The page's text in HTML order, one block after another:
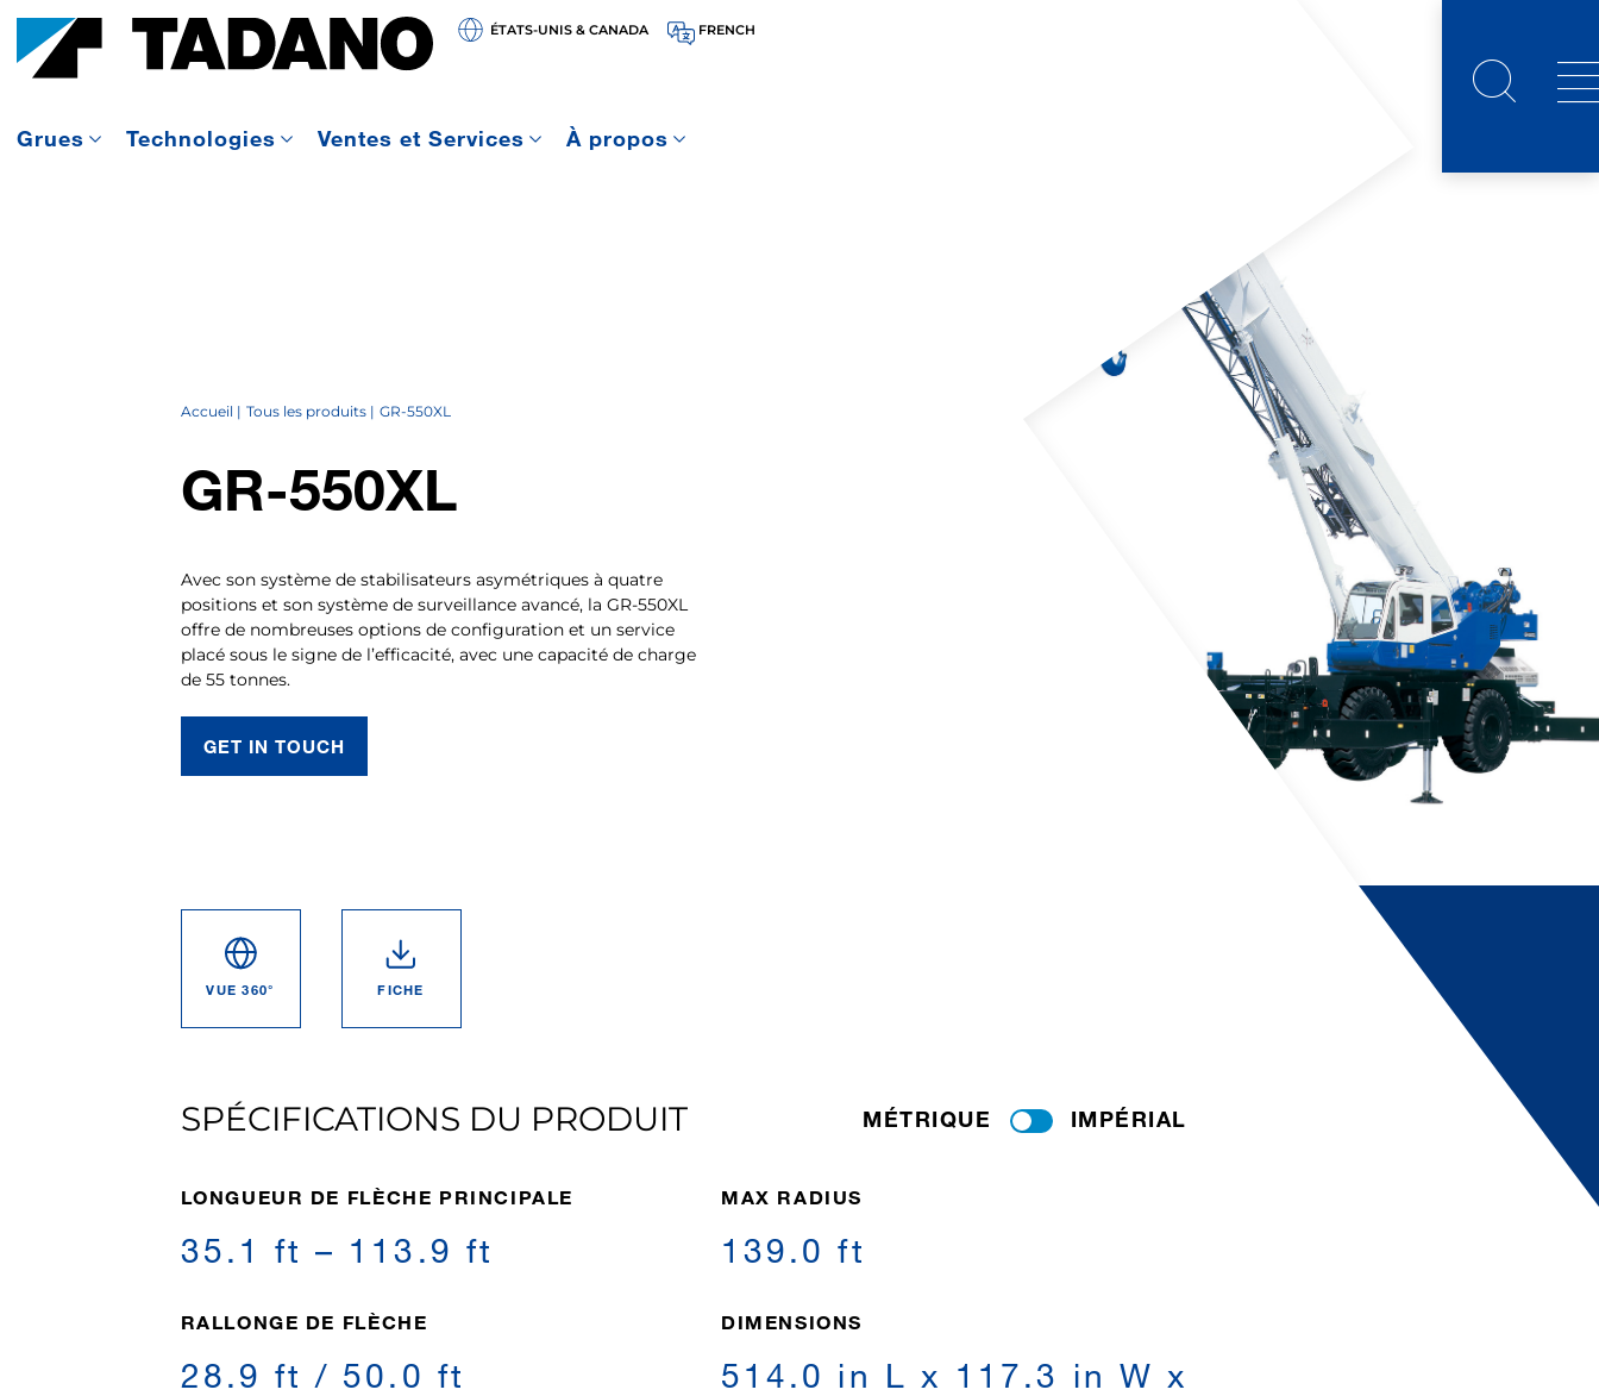
ÉTATS-UNIS & CANADA FRENCH
Grues Technologies Ventes et Services À propos
Accueil Tous les produits GR-550XL
GR-550XL
Avec son système de stabilisateurs asymétriques à quatre
positions et son système de surveillance avancé, la GR-550XL
offre de nombreuses options de configuration et un service
placé sous le signe de l’efficacité, avec une capacité de charge
de 55 tonnes.
GET IN TOUCH
VUE 360° FICHE
SPÉCIFICATIONS DU PRODUIT MÉTRIQUE IMPÉRIAL
LONGUEUR DE FLÈCHE PRINCIPALE
35.1 ft – 113.9 ft
RALLONGE DE FLÈCHE
28.9 ft / 50.0 ft
MAX RADIUS
139.0 ft
DIMENSIONS
514.0 in L x 117.3 in W x